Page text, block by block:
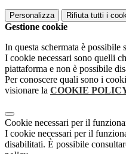
Personalizza Rifiuta tutti i
Gestione cookie
In questa schermata è
I cookie necessari sono quelli
piattaforma e non è possibile
Per conoscere quali sono i
visionare la COOKIE
Cookie necessari per il
I cookie necessari per il
disabilitati. È possibile